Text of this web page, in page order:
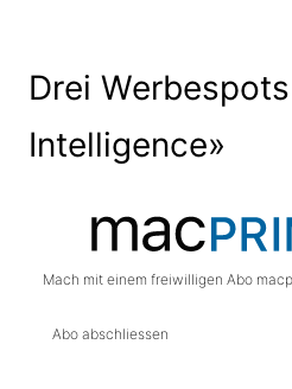
Drei
Intelligence»
Mach mit einem freiwilligen Abo
Abo abschliessen